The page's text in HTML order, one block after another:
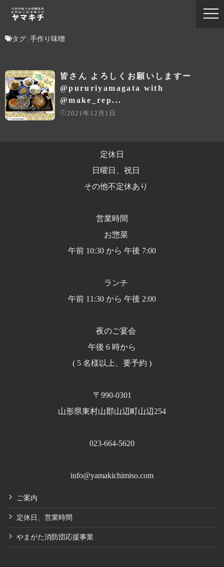
タグ: 手作り味噌
皆さん よろしくお願いしますー
@pururiyamagata with
@make_rep...
2021年12月1日
定休日
日曜日、祝日
その他不定休あり
営業時間
お惣菜
午前 10:30 から 午後 7:00
ランチ
午前 11:30 から 午後 2:00
夜のご宴会
午後 6 時から
( 5 名様以上、要予約 )
〒990-0301
山形県東村山郡山辺町山辺254
023-664-5620
info@yamakichimiso.com
ご案内
定休日、営業時間
やまがた消防団応援事業